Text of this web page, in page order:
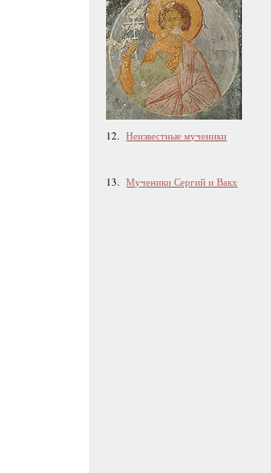
12.Неизвестные мученики
13.Мученики Сергий и Вакх